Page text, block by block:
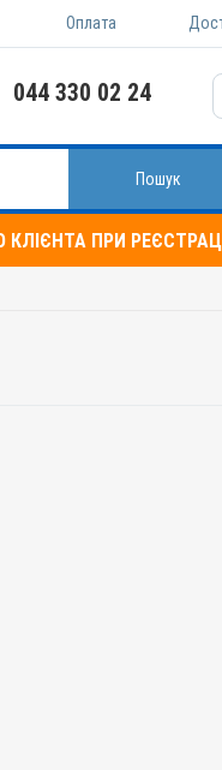
Оплата
044 330 02 24
Пошук
ПРИ